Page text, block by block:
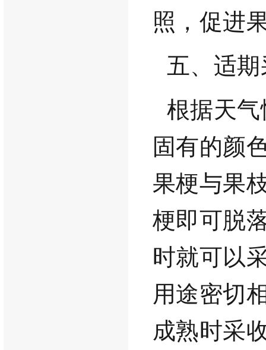
照，促进
五、适
根据天
固有的颜
果梗与果
梗即可脱
时就可以
用途密切
成熟时采